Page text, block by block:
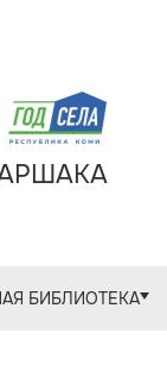
БИБЛИОТЕКА